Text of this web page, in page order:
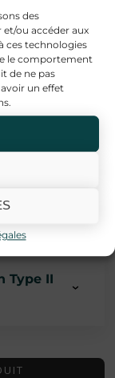
des
ou accéder aux
ces technologies
le comportement
de ne pas
un effet
?
Type II